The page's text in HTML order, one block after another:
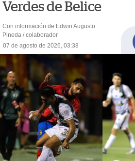
Verdes de Belice
Con información de Edwin Augusto
Pineda / colaborador
07 de agosto de 2026, 03:38